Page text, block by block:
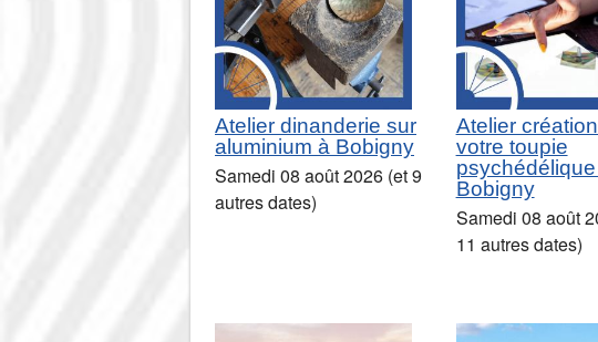
Atelier dinanderie sur
aluminium à Bobigny
Samedi 08 août 2026 (et 9
autres dates)
Atelier
votre toupie
Bobigny
Samedi 08 août
11 autres dates)